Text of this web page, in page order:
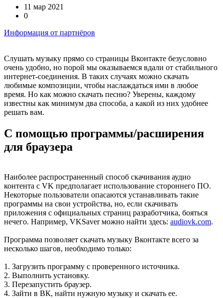
11 мар 2021
0
Информация от партнёров
Слушать музыку прямо со страницы Вконтакте безусловно
очень удобно, но порой мы оказываемся вдали от стабильного
интернет-соединения. В таких случаях можно скачать
любимые композиции, чтобы наслаждаться ими в любое
время. Но как можно скачать песню? Уверены, каждому
известны как минимум два способа, а какой из них удобнее
решать вам.
С помощью программы/расширения
для браузера
Наиболее распространенный способ скачивания аудио
контента с VK предполагает использование стороннего ПО.
Некоторые пользователи опасаются устанавливать такие
программы на свои устройства, но, если скачивать
приложения с официальных страниц разработчика, бояться
нечего. Например, VKSaver можно найти здесь: audiovk.com.
Программа позволяет скачать музыку Вконтакте всего за
несколько шагов, необходимо только:
1. Загрузить программу с проверенного источника.
2. Выполнить установку.
3. Перезапустить браузер.
4. Зайти в ВК, найти нужную музыку и скачать ее.